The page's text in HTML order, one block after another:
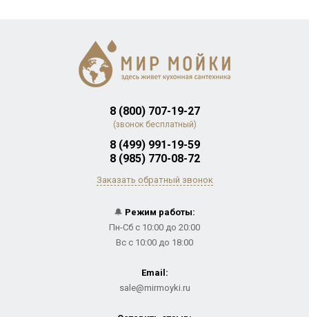
8 (800) 707-19-27
(звонок бесплатный)
8 (499) 991-19-59
8 (985) 770-08-72
Заказать обратный звонок
🔔 Режим работы:
Пн-Сб с 10:00 до 20:00
Вс с 10:00 до 18:00
Email:
sale@mirmoyki.ru